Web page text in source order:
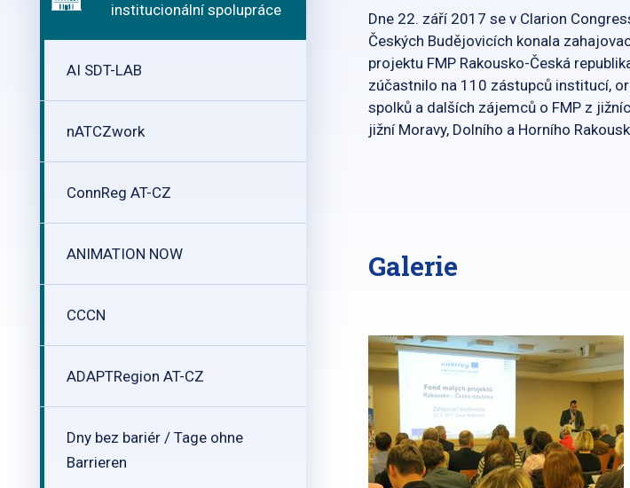
institucionální spolupráce
AI SDT-LAB
nATCZwork
ConnReg AT-CZ
ANIMATION NOW
CCCN
ADAPTRegion AT-CZ
Dny bez bariér / Tage ohne
Barrieren
Dne 22. září 2017 se v Clarion
Českých Budějovicích konala
projektu FMP Rakousko-Česká
zúčastnilo na 110 zástupců institucí,
spolků a dalších zájemců o FMP z
jižní Moravy, Dolního a Horního
Galerie